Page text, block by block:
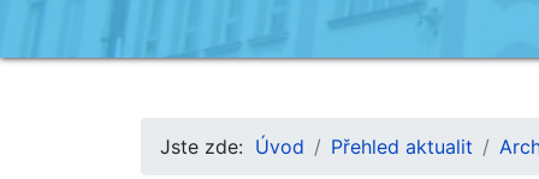
Jste zde: Úvod Přehled aktualit